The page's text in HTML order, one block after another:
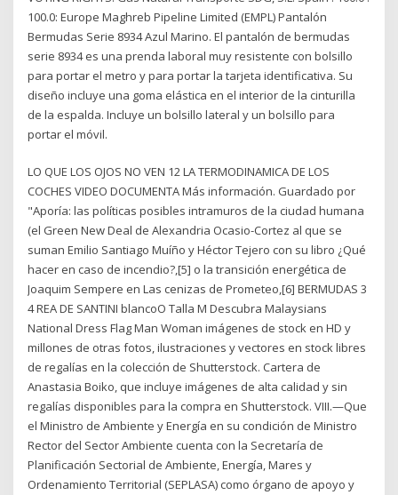
100.0: Europe Maghreb Pipeline Limited (EMPL) Pantalón
Bermudas Serie 8934 Azul Marino. El pantalón de bermudas
serie 8934 es una prenda laboral muy resistente con bolsillo
para portar el metro y para portar la tarjeta identificativa. Su
diseño incluye una goma elástica en el interior de la cinturilla
de la espalda. Incluye un bolsillo lateral y un bolsillo para
portar el móvil.
LO QUE LOS OJOS NO VEN 12 LA TERMODINAMICA DE LOS
COCHES VIDEO DOCUMENTA Más información. Guardado por
"Aporía: las políticas posibles intramuros de la ciudad humana
(el Green New Deal de Alexandria Ocasio-Cortez al que se
suman Emilio Santiago Muíño y Héctor Tejero con su libro ¿Qué
hacer en caso de incendio?,[5] o la transición energética de
Joaquim Sempere en Las cenizas de Prometeo,[6] BERMUDAS 3
4 REA DE SANTINI blancoO Talla M Descubra Malaysians
National Dress Flag Man Woman imágenes de stock en HD y
millones de otras fotos, ilustraciones y vectores en stock libres
de regalías en la colección de Shutterstock. Cartera de
Anastasia Boiko, que incluye imágenes de alta calidad y sin
regalías disponibles para la compra en Shutterstock. VIII.—Que
el Ministro de Ambiente y Energía en su condición de Ministro
Rector del Sector Ambiente cuenta con la Secretaría de
Planificación Sectorial de Ambiente, Energía, Mares y
Ordenamiento Territorial (SEPLASA) como órgano de apoyo y